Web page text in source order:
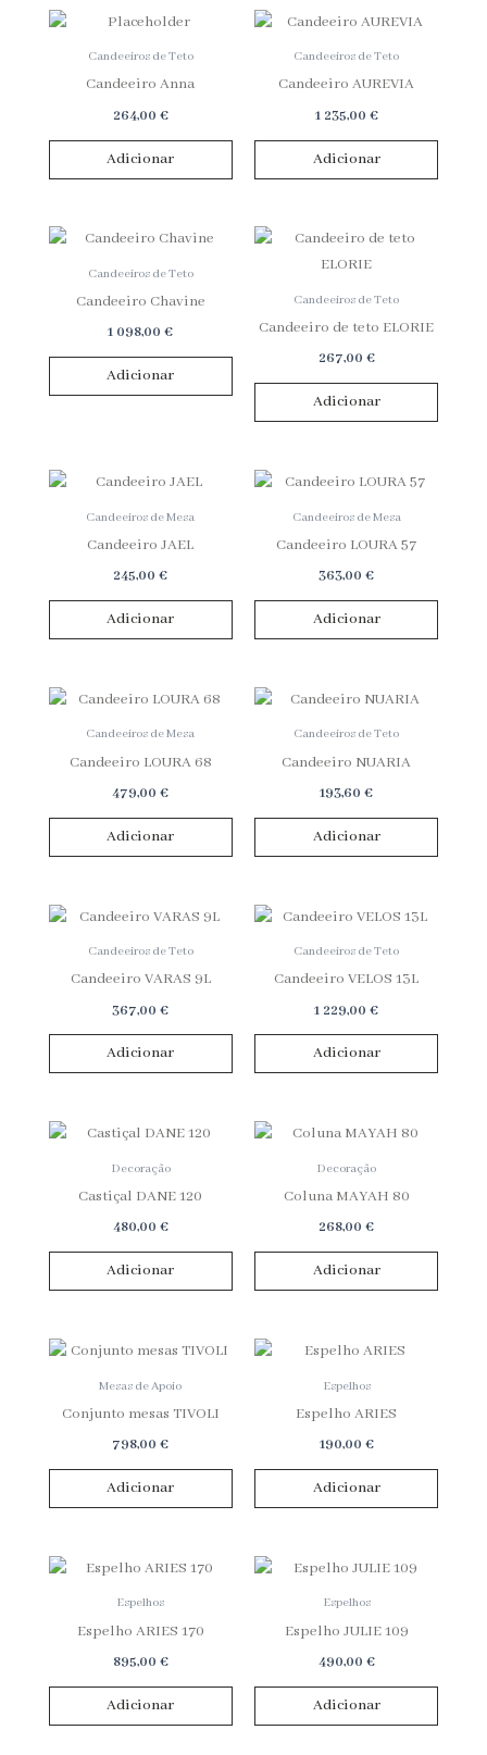
Candeeiros de Teto
Candeeiro Anna
264,00 €
Adicionar
Candeeiros de Teto
Candeeiro AUREVIA
1 235,00 €
Adicionar
Candeeiros de Teto
Candeeiro Chavine
1 098,00€
Adicionar
Candeeiros de Teto
Candeeiro de teto ELORIE
267,00 €
Adicionar
Candeeiros de Mesa
Candeeiro JAEL
245,00€
Adicionar
Candeeiros de Mesa
Candeeiro LOURA 57
363,00€
Adicionar
Candeeiros de Mesa
Candeeiro LOURA 68
479,00€
Adicionar
Candeeiros de Teto
Candeeiro NUARIA
193,60€
Adicionar
Candeeiros de Teto
Candeeiro VARAS 9L
367,00€
Adicionar
Candeeiros de Teto
Candeeiro VELOS 13L
1 229,00€
Adicionar
Decoração
Castiçal DANE 120
480,00 €
Adicionar
Decoração
Coluna MAYAH 80
268,00€
Adicionar
Mesas de Apoio
Conjunto mesas TIVOLI
798,00€
Adicionar
Espelhos
Espelho ARIES
190,00 €
Adicionar
Espelhos
Espelho ARIES 170
895,00 €
Adicionar
Espelhos
Espelho JULIE 109
490,00 €
Adicionar